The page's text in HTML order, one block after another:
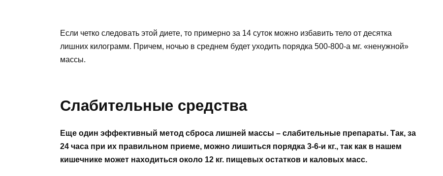
Если четко следовать этой диете, то примерно за 14 суток можно избавить тело от десятка
лишних килограмм. Причем, ночью в среднем будет уходить порядка 500-800-а мг. «ненужной»
массы.
Слабительные средства
Еще один эффективный метод сброса лишней массы – слабительные препараты. Так, за
24 часа при их правильном приеме, можно лишиться порядка 3-6-и кг., так как в нашем
кишечнике может находиться около 12 кг. пищевых остатков и каловых масс.